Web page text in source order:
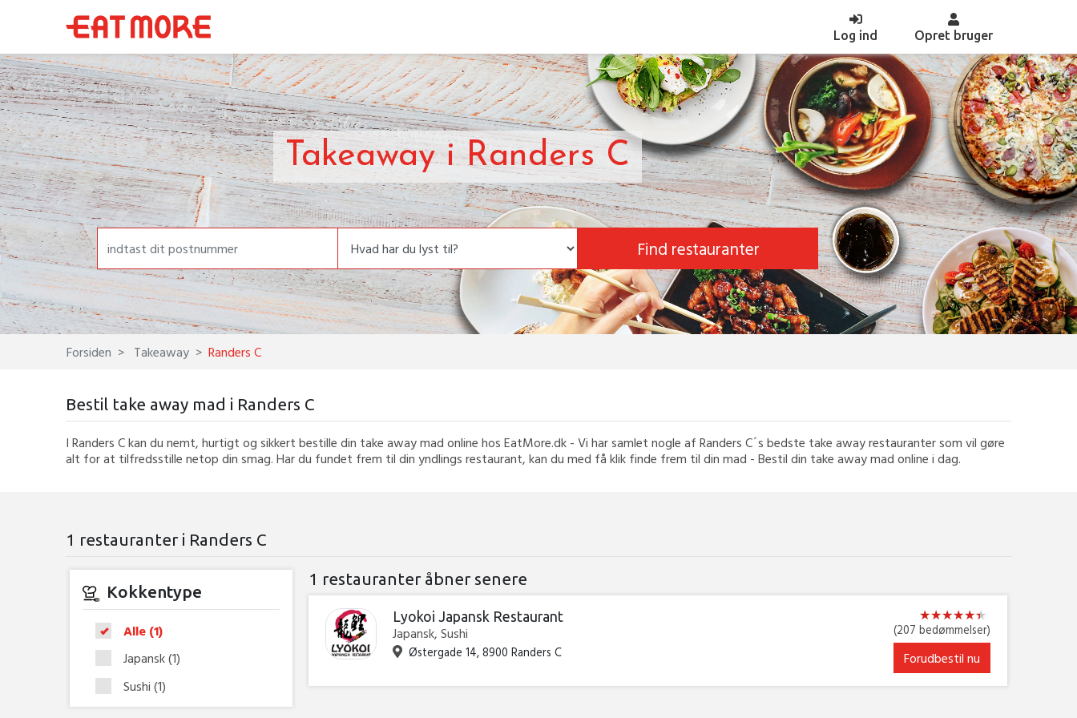
Log ind (current)Opret bruger
Takeaway i Randers C
Find restauranter
Forsiden Takeaway Randers C
Bestil take away mad i Randers C
I Randers C kan du nemt, hurtigt og sikkert bestille din take away mad online hos EatMore.dk - Vi har samlet nogle af Randers C´s bedste take away restauranter som vil gøre
alt for at tilfredsstille netop din smag. Har du fundet frem til din yndlings restaurant, kan du med få klik finde frem til din mad - Bestil din take away mad online i dag.
1 restauranter i Randers C
Kokkentype
Alle (1)
Japansk(1)
Sushi (1)
1 restauranter åbner senere
Lyokoi Japansk Restaurant
Japansk, Sushi
Østergade 14, 8900 Randers C
★★★★★★
★★★★★★
(207 bedømmelser)
Forudbestil nu